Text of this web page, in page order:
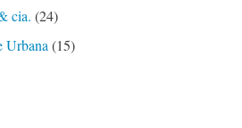
cia. (24)
Urbana (15)